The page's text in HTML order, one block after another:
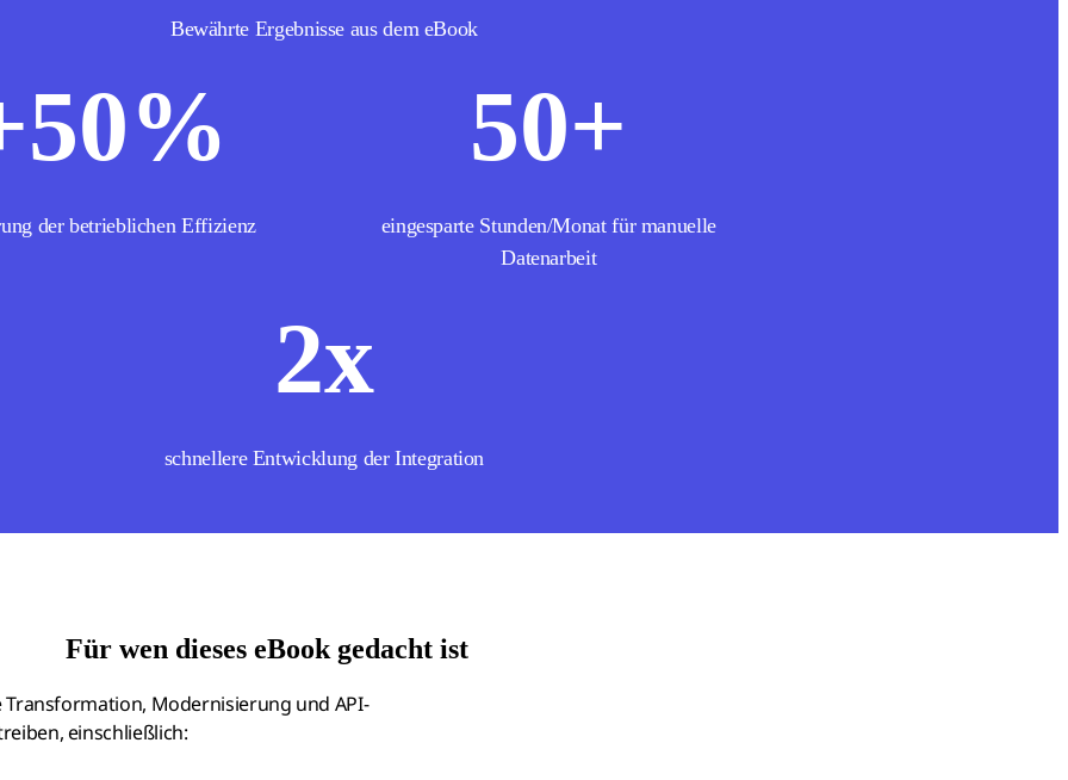
Bewährte Ergebnisse aus dem eBook
50%
der betrieblichen Effizienz
50+
eingesparte Stunden/Monat für manuelle
Datenarbeit
2x
schnellere Entwicklung der Integration
Für wen dieses eBook gedacht ist
Transformation, Modernisierung und API-
einschließlich: